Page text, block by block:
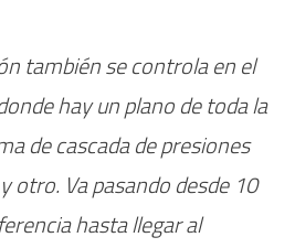
también se controla en el
hay un plano de toda la
de cascada de presiones
otro. Va pasando desde 10
hasta llegar al